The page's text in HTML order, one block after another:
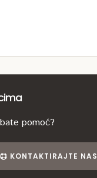
pomoć?
KONTAKTIRAJTE NAS